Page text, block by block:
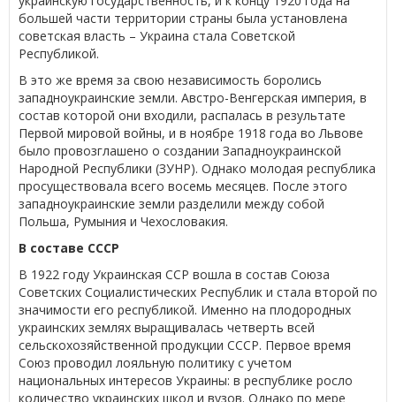
большей части территории страны была установлена
советская власть – Украина стала Советской
Республикой.
В это же время за свою независимость боролись
западноукраинские земли. Австро-Венгерская империя, в
состав которой они входили, распалась в результате
Первой мировой войны, и в ноябре 1918 года во Львове
было провозглашено о создании Западноукраинской
Народной Республики (ЗУНР). Однако молодая республика
просуществовала всего восемь месяцев. После этого
западноукраинские земли разделили между собой
Польша, Румыния и Чехословакия.
В составе СССР
В 1922 году Украинская ССР вошла в состав Союза
Советских Социалистических Республик и стала второй по
значимости его республикой. Именно на плодородных
украинских землях выращивалась четверть всей
сельскохозяйственной продукции СССР. Первое время
Союз проводил лояльную политику с учетом
национальных интересов Украины: в республике росло
количество украинских школ и вузов. Однако по мере